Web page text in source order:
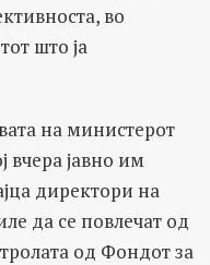
во
што ја
на министерот
вчера јавно им
директори на
да се повлечат од
од Фондот за